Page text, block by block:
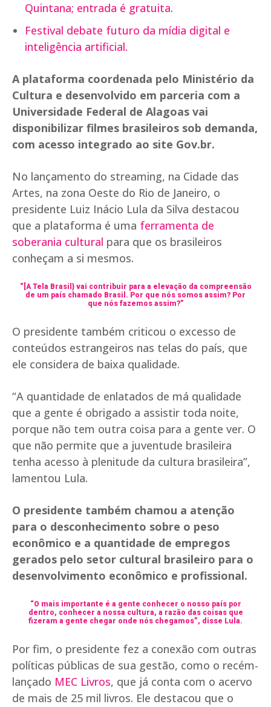
Quintana; entrada é gratuita.
Festival debate futuro da mídia digital e
inteligência artificial.
A plataforma coordenada pelo Ministério da
Cultura e desenvolvido em parceria com a
Universidade Federal de Alagoas vai
disponibilizar filmes brasileiros sob demanda,
com acesso integrado ao site Gov.br.
No lançamento do streaming, na Cidade das
Artes, na zona Oeste do Rio de Janeiro, o
presidente Luiz Inácio Lula da Silva destacou
que a plataforma é uma ferramenta de
soberania cultural para que os brasileiros
conheçam a si mesmos.
“[A Tela Brasil} vai contribuir para a elevação da compreensão
de um país chamado Brasil. Por que nós somos assim? Por
que nós fazemos assim?”
O presidente também criticou o excesso de
conteúdos estrangeiros nas telas do país, que
ele considera de baixa qualidade.
“A quantidade de enlatados de má qualidade
que a gente é obrigado a assistir toda noite,
porque não tem outra coisa para a gente ver. O
que não permite que a juventude brasileira
tenha acesso à plenitude da cultura brasileira”,
lamentou Lula.
O presidente também chamou a atenção
para o desconhecimento sobre o peso
econômico e a quantidade de empregos
gerados pelo setor cultural brasileiro para o
desenvolvimento econômico e profissional.
“O mais importante é a gente conhecer o nosso país por
dentro, conhecer a nossa cultura, a razão das coisas que
fizeram a gente chegar onde nós chegamos”, disse Lula.
Por fim, o presidente fez a conexão com outras
políticas públicas de sua gestão, como o recém-
lançado MEC Livros, que já conta com o acervo
de mais de 25 mil livros. Ele destacou que o